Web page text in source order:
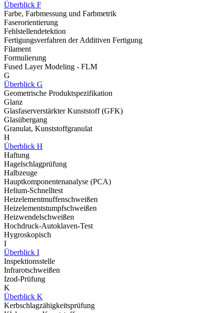
Überblick F
Farbe, Farbmessung und Farbmetrik
Faserorientierung
Fehlstellendetektion
Fertigungsverfahren der Additiven Fertigung
Filament
Formulierung
Fused Layer Modeling - FLM
G
Überblick G
Geometrische Produktspezifikation
Glanz
Glasfaserverstärkter Kunststoff (GFK)
Glasübergang
Granulat, Kunststoffgranulat
H
Überblick H
Haftung
Hagelschlagprüfung
Halbzeuge
Hauptkomponentenanalyse (PCA)
Helium-Schnelltest
Heizelementmuffenschweißen
Heizelementstumpfschweißen
Heizwendelschweißen
Hochdruck-Autoklaven-Test
Hygroskopisch
I
Überblick I
Inspektionsstelle
Infrarotschweißen
Izod-Prüfung
K
Überblick K
Kerbschlagzähigkeitsprüfung